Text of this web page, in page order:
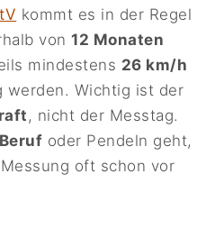
kommt es in der Regel
von12 Monaten
mindestens 26 km/h
werden. Wichtig ist der
, nicht der Messtag.
Beruf oder Pendeln geht,
oft schon vor